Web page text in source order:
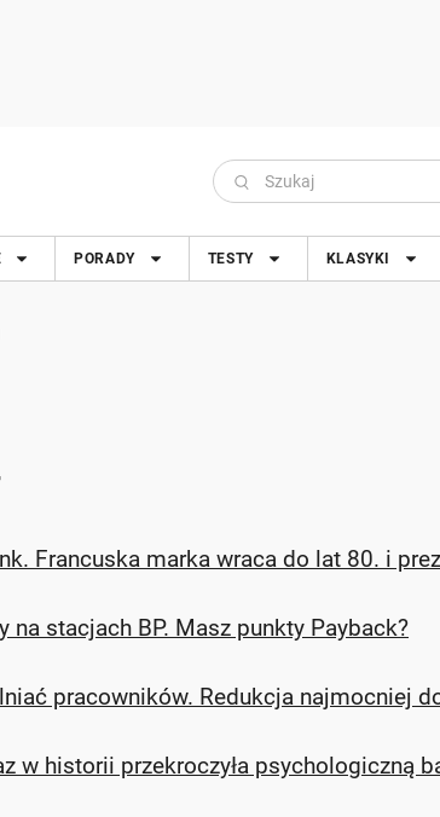
PORADY TESTY KLASYKI
Francuska marka wraca do lat 80. i
na stacjach BP. Masz punkty Payback?
pracowników. Redukcja najmocniej
w historii przekroczyła psychologiczną